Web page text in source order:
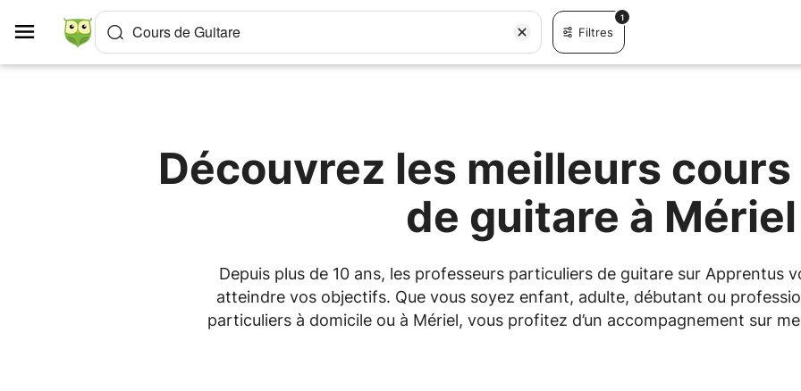
Cours de Guitare Filtres
1
Découvrez les meilleurs
de guitare à Mériel
Depuis plus de 10 ans, les professeurs particuliers de guitare sur Apprentus
atteindre vos objectifs. Que vous soyez enfant, adulte, débutant ou
particuliers à domicile ou à Mériel, vous profitez d’un accompagnement sur